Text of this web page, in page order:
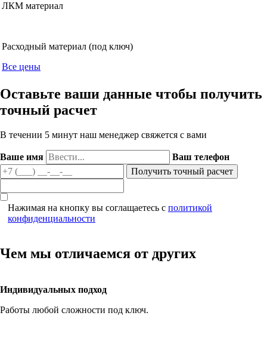
ЛКМ материал
Расходный материал (под ключ)
Все цены
Оставьте ваши данные чтобы получить
точный расчет
В течении 5 минут наш менеджер свяжется с вами
Ваше имя Ваш телефон
Нажимая на кнопку вы соглащаетесь с политикой
конфиденциальности
Чем мы отличаемся от других
Индивидуальных подход
Работы любой сложности под ключ.